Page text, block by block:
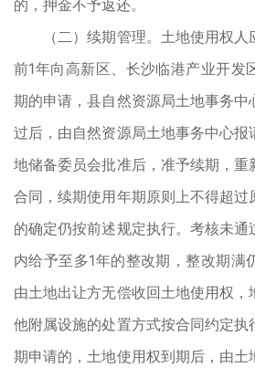
的，押金不予返还。
（二）续期管理。土地使用权人
前1年向高新区、长沙临港产业开发
期的申请，县自然资源局土地事务中
过后，由自然资源局土地事务中心报
地储备委员会批准后，准予续期，重
合同，续期使用年期原则上不得超过
的确定仍按前述规定执行。考核未通
内给予至多1年的整改期，整改期满
由土地出让方无偿收回土地使用权
他附属设施的处置方式按合同约定
期申请的，土地使用权到期后，由